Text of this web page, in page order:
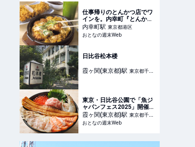
仕事帰りのとんかつ店でワ
インを。内幸町『とんかつ
大宝 西新橋店』で夜も極上
ひとり飲み
内幸町駅 東京都港区
おとなの週末Web
日比谷松本楼
霞ヶ関(東京都)駅 東京都千代
東京・日比谷公園で「魚ジ
ャパンフェス2025」開催
全国の海の幸が集結する日
本最大級の魚介グルメ祭 -
おとなの週末Web
霞ヶ関(東京都)駅 東京都千代
田区
おとなの週末Web